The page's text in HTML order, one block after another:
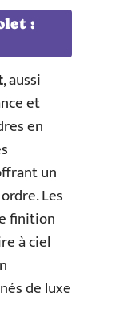
:
, aussi
et
en
un
Les
finition
à ciel
de luxe